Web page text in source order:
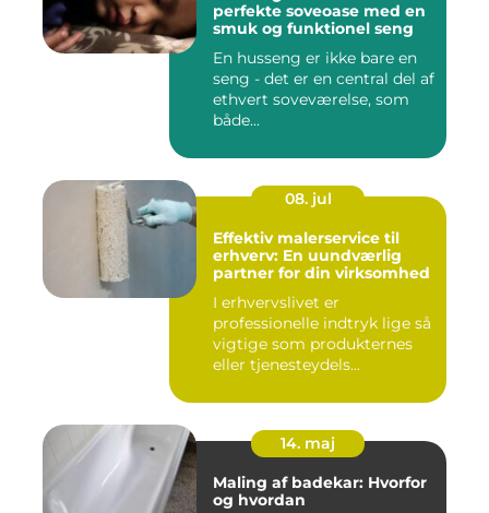
perfekte soveoase med en
smuk og funktionel seng
En husseng er ikke bare en
seng - det er en central del af
ethvert soveværelse, som
både...
08. jul
Effektiv malerservice til
erhverv: En uundværlig
partner for din virksomhed
I erhvervslivet er
professionelle indtryk lige så
vigtige som produkternes
eller tjenesteydels...
14. maj
Maling af badekar: Hvorfor
og hvordan